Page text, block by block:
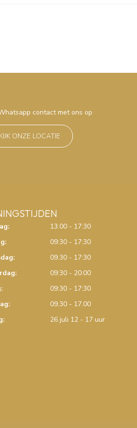
contact met ons op
ONZE LOCATIE
13.00 - 17:30
09:30 - 17:30
09.30 - 17:30
09:30 - 20:00
09:30 - 17:30
09.30 - 17.00
26 juli 12 - 17 uur